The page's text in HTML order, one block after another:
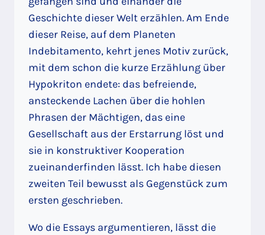
Geschichte dieser Welt erzählen. Am Ende
dieser Reise, auf dem Planeten
Indebitamento, kehrt jenes Motiv zurück,
mit dem schon die kurze Erzählung über
Hypokriton endete: das befreiende,
ansteckende Lachen über die hohlen
Phrasen der Mächtigen, das eine
Gesellschaft aus der Erstarrung löst und
sie in konstruktiver Kooperation
zueinanderfinden lässt. Ich habe diesen
zweiten Teil bewusst als Gegenstück zum
ersten geschrieben.
Wo die Essays argumentieren, lässt die